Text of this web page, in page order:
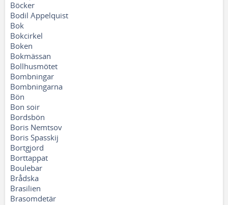
Böcker
Bodil Appelquist
Bok
Bokcirkel
Boken
Bokmässan
Bollhusmötet
Bombningar
Bombningarna
Bön
Bon soir
Bordsbön
Boris Nemtsov
Boris Spasskij
Bortgjord
Borttappat
Boulebar
Brådska
Brasilien
Brasomdetär